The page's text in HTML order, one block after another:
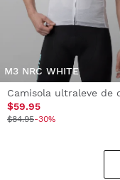
M3 NRC WHITE
$59.95
$84.95-30%